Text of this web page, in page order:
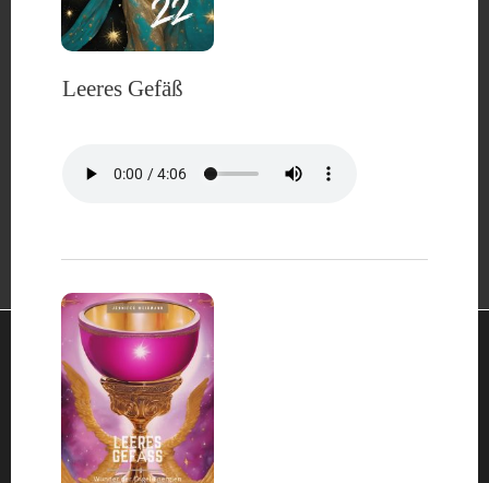
Leeres Gefäß
Wir verwenden Cookies, um dir die bestmögliche Erfahrung auf
unserer Website zu bieten.
You can find out more about which cookies we are using or
switch them off insettings.
Akzeptieren